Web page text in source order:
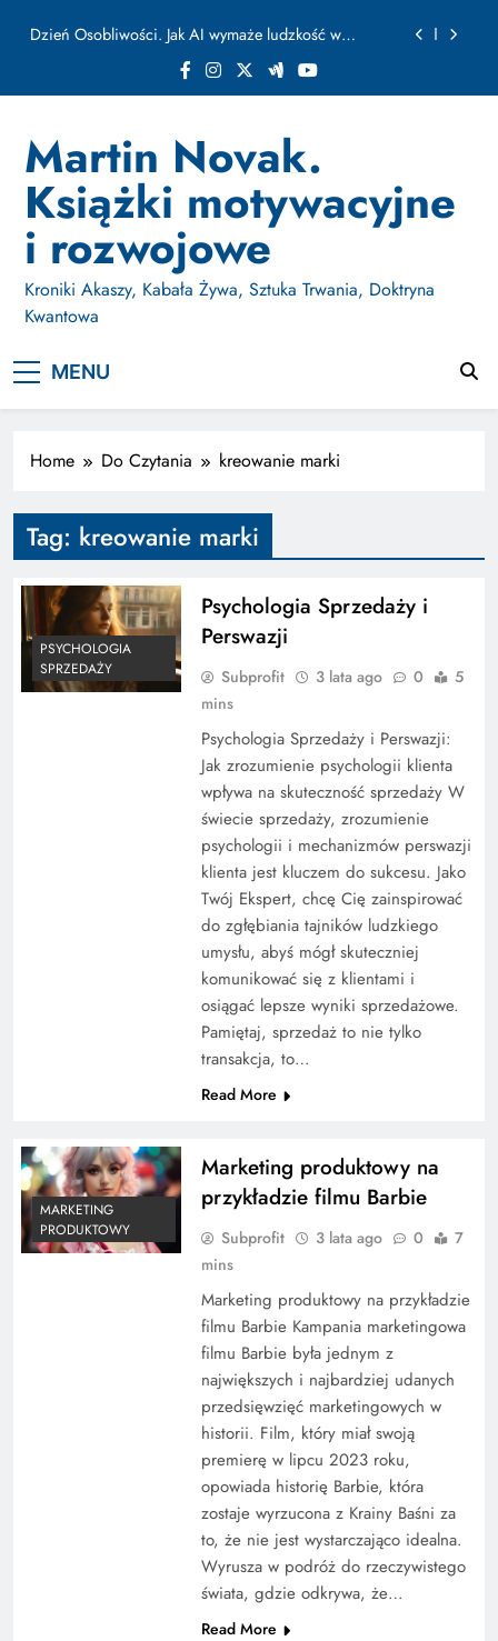
Jak Budować Myślokształty Powodzenia
Jak Projektować i Aktywować Myślokształty dla
Osiągania Celów w Codziennym Życiu
Dzień Osobliwości. Jak AI wymaże ludzkość w
ułamku sekundy
Jak Budować Myślokształty Powodzenia
Jak Projektować i Aktywować Myślokształty dla
Osiągania Celów w Codziennym Życiu
Martin Novak.
Książki motywacyjne
i rozwojowe
Kroniki Akaszy, Kabała Żywa, Sztuka Trwania, Doktryna
Kwantowa
MENU
Home Do Czytania kreowanie marki
Tag: kreowanie marki
PSYCHOLOGIA
SPRZEDAŻY
Psychologia Sprzedaży i
Perswazji
Subprofit 3 lata ago 0
5
mins
Psychologia Sprzedaży i Perswazji:
Jak zrozumienie psychologii klienta
wpływa na skuteczność sprzedaży W
świecie sprzedaży, zrozumienie
psychologii i mechanizmów perswazji
klienta jest kluczem do sukcesu. Jako
Twój Ekspert, chcę Cię zainspirować
do zgłębiania tajników ludzkiego
umysłu, abyś mógł skuteczniej
komunikować się z klientami i
osiągać lepsze wyniki sprzedażowe.
Pamiętaj, sprzedaż to nie tylko
transakcja, to…
Read More
MARKETING
PRODUKTOWY
Marketing produktowy na
przykładzie filmu Barbie
Subprofit 3 lata ago 0
7
mins
Marketing produktowy na przykładzie
filmu Barbie Kampania marketingowa
filmu Barbie była jednym z
największych i najbardziej udanych
przedsięwzięć marketingowych w
historii. Film, który miał swoją
premierę w lipcu 2023 roku,
opowiada historię Barbie, która
zostaje wyrzucona z Krainy Baśni za
to, że nie jest wystarczająco idealna.
Wyrusza w podróż do rzeczywistego
świata, gdzie odkrywa, że…
Read More